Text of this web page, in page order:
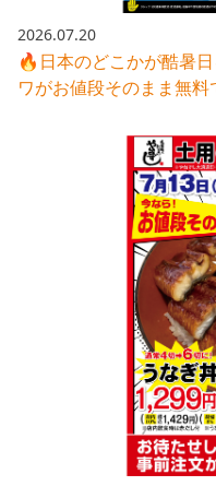
2026.07.20
🔥日本のどこかが酷暑
ワがお値段そのまま無